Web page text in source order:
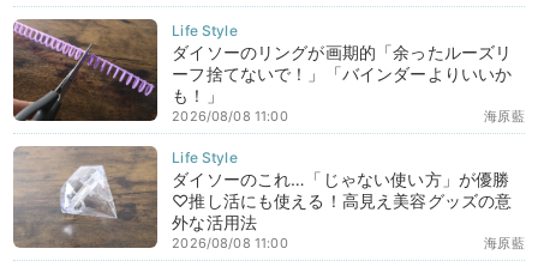
ダイソーのリングが画期的「余ったルーズリ
ーフ捨てないで！」「バインダーよりいいか
も！」
海原藍
2026/08/08 11:00
ダイソーのこれ…「じゃない使い方」が優勝
♡推し活にも使える！高見え美容グッズの意
外な活用法
海原藍
2026/08/08 11:00